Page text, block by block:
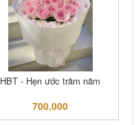
HBT - Hẹn ước trăm năm
700,000